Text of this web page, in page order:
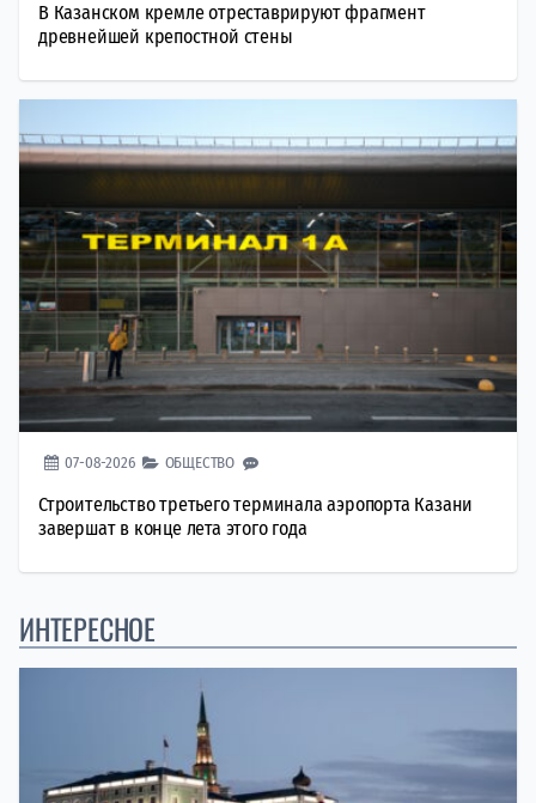
В Казанском кремле отреставрируют фрагмент
древнейшей крепостной стены
07-08-2026 ОБЩЕСТВО
Строительство третьего терминала аэропорта Казани
завершат в конце лета этого года
ИНТЕРЕСНОЕ